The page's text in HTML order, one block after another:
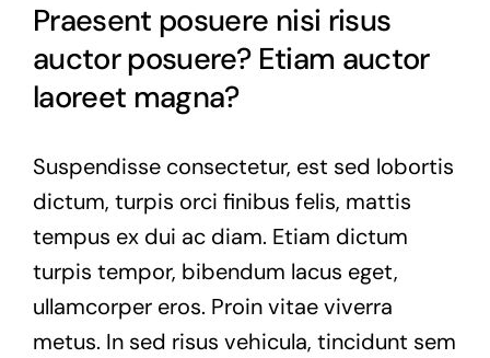
Praesent posuere nisi risus
auctor posuere? Etiam auctor
laoreet magna?
Suspendisse consectetur, est sed lobortis
dictum, turpis orci finibus felis, mattis
tempus ex dui ac diam. Etiam dictum
turpis tempor, bibendum lacus eget,
ullamcorper eros. Proin vitae viverra
metus. In sed risus vehicula, tincidunt sem